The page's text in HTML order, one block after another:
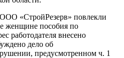
«СтройРезерв» повлекли
женщине пособия по
работодателя внесено
дело об
предусмотренном ч. 1